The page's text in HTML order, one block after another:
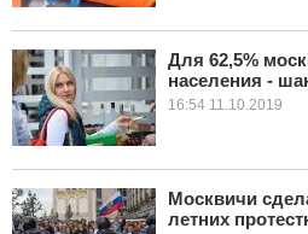
Для 62,5%
населения -
16:54 11.10.2019
Москвичи
летних